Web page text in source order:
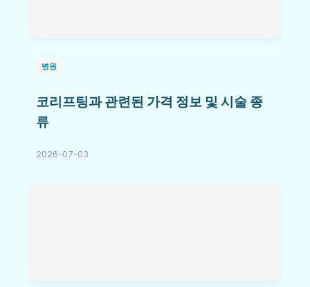
병원
코리프팅과 관련된 가격 정보 및 시술 종
류
2026-07-03